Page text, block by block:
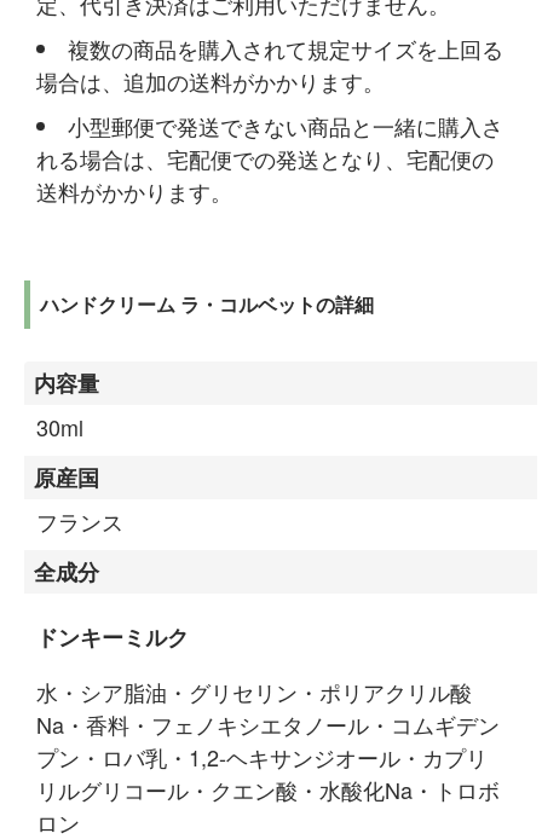
複数の商品を購入されて規定サイズを上回る
場合は、追加の送料がかかります。
小型郵便で発送できない商品と一緒に購入さ
れる場合は、宅配便での発送となり、宅配便の
送料がかかります。
ハンドクリーム ラ・コルベットの詳細
内容量
30ml
原産国
フランス
全成分
ドンキーミルク
水・シア脂油・グリセリン・ポリアクリル酸
Na・香料・フェノキシエタノール・コムギデン
プン・ロバ乳・1,2-ヘキサンジオール・カプリ
リルグリコール・クエン酸・水酸化Na・トロボ
ロン